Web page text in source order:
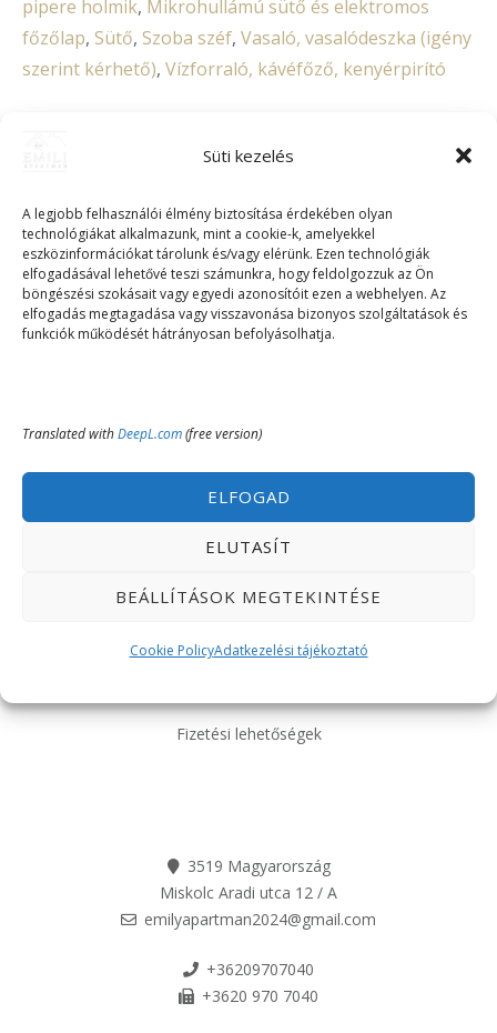
Süti kezelés
A legjobb felhasználói élmény biztosítása érdekében olyan
technológiákat alkalmazunk, mint a cookie-k, amelyekkel
eszközinformációkat tárolunk és/vagy elérünk. Ezen technológiák
elfogadásával lehetővé teszi számunkra, hogy feldolgozzuk az Ön
böngészési szokásait vagy egyedi azonosítóit ezen a webhelyen. Az
elfogadás megtagadása vagy visszavonása bizonyos szolgáltatások és
funkciók működését hátrányosan befolyásolhatja.
Translated withDeepL.com(free version)
ELFOGAD
ELUTASÍT
BEÁLLÍTÁSOK MEGTEKINTÉSE
Cookie PolicyAdatkezelési tájékoztató
pipere holmik, Mikrohullámú sütő és elektromos
főzőlap, Sütő, Szoba széf, Vasaló, vasalódeszka (igény
szerint kérhető), Vízforraló, kávéfőző, kenyérpirító
A környékről
FOGLALÁS!
Fizetési lehetőségek
3519 Magyarország
Miskolc Aradi utca 12 / A
emilyapartman2024@gmail.com
+36209707040
+3620 970 7040